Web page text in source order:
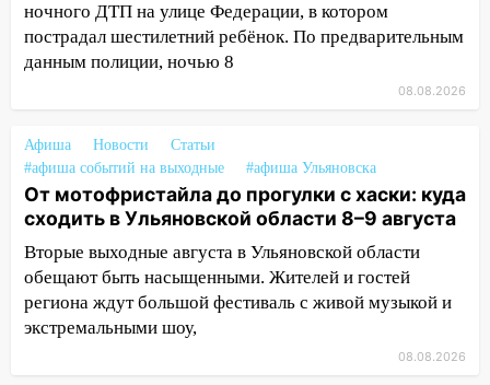
13:17 Непогода в Ульяновске не
закончится сегодня: сильные ливни
сохранятся 9 августа
житель Вешкаймского района похитил у
знакомого 191 тысячу рублей
13:14 Ураган оторвал светофор на
проспекте Филатова в Ульяновске
13:12 Дерево пробило крышу дома на
Новгородской в Ульяновске и рухнуло
на электрощит
В Заволжском районе дерево
ночного ДТП на улице Федерации, в котором
пострадал шестилетний ребёнок. По предварительным
данным полиции, ночью 8
08.08.2026
Афиша Новости
Статьи
#афиша событий на выходные
#афиша Ульяновска
От мотофристайла до прогулки с хаски: куда
сходить в Ульяновской области 8–9 августа
Вторые выходные августа в Ульяновской области
обещают быть насыщенными. Жителей и гостей
региона ждут большой фестиваль с живой музыкой и
экстремальными шоу,
08.08.2026